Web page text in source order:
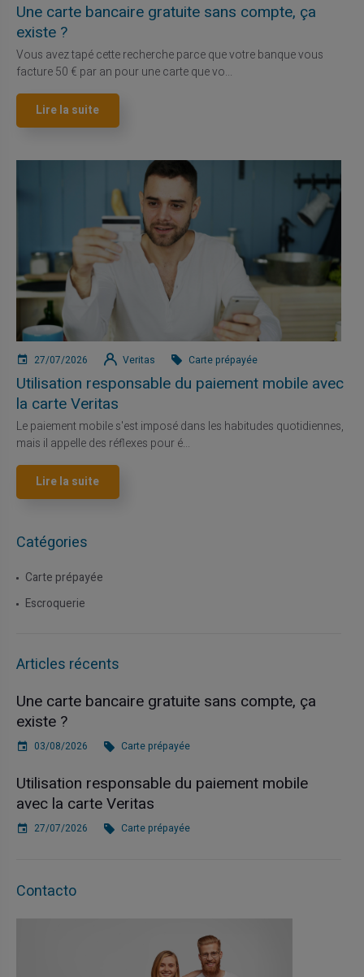
Une carte bancaire gratuite sans compte, ça
existe ?
Vous avez tapé cette recherche parce que votre banque vous
facture 50 € par an pour une carte que vo...
Lire la suite
27/07/2026 Veritas Carte prépayée
Utilisation responsable du paiement mobile avec
la carte Veritas
Le paiement mobile s'est imposé dans les habitudes quotidiennes,
mais il appelle des réflexes pour é...
Lire la suite
Catégories
Carte prépayée
Escroquerie
Articles récents
Une carte bancaire gratuite sans compte, ça
existe ?
03/08/2026 Carte prépayée
Utilisation responsable du paiement mobile
avec la carte Veritas
27/07/2026 Carte prépayée
Contacto